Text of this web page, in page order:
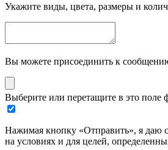
Укажите виды, цвета, размеры и
Вы можете присоединить к
Выберите или перетащите в это поле
Нажимая кнопку «Отправить», я даю
на условиях и для целей,